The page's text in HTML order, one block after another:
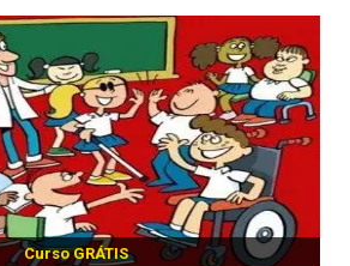
Curso GRÁTIS